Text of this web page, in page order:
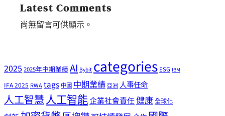
Latest Comments
尚無留言可供顯示。
20252025年中期業績AI Bybitcategories ESG IBM
IFA 2025 RWAtags 中國 中期業績 亞洲 人事任命
人工智慧人工智能企業社會責任健康全球化